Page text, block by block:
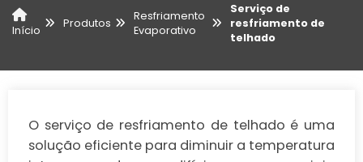
Início
Produtos
Resfriamento
Evaporativo
Serviço de
resfriamento de
telhado
O serviço de resfriamento de telhado é uma
solução eficiente para diminuir a temperatura